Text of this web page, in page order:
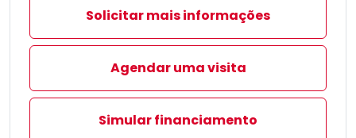
Solicitar mais informações
Agendar uma visita
Simular financiamento